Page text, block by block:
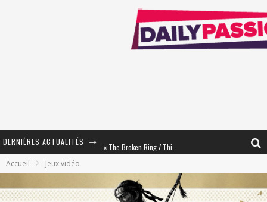
DERNIÈRES ACTUALITÉS
« Le Béton et le Bambou / Propositions pour Mayotte et le Monde. » - Améliorations !
Accueil Jeux vidéo